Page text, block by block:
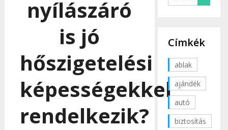
nyílászáró
is jó
hőszigetelési
képességekkel
rendelkezik?
Címkék
ablak
ajándék
autó
biztosítás